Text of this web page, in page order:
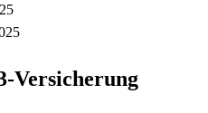
Versicherung